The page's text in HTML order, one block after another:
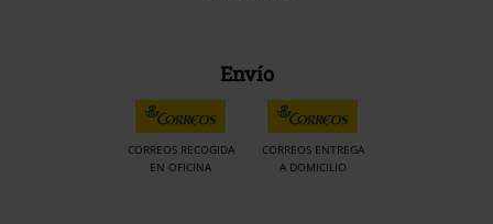
Envío
CORREOS RECOGIDA
EN OFICINA
CORREOS ENTREGA
A DOMICILIO